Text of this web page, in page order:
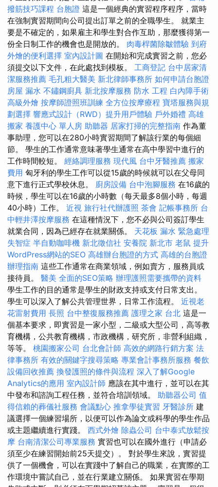
撥筋技巧課程 台胞證 這是一個經典的實習程序程序，當時
在強制實習期間向公司提出訂單之前的全職學生。 就業主
要是不確定的，如果雇主和學生對合作互助，那麼獲得第一
份全日制工作的機會也是開放的。 肉毒桿菌除皺體驗 到府
外燴的便利選擇 室內設計圖 在開始和完成實習之前，您必
須提交以下文件，在此處找到模板。 工商登記 台中居家清
潔服務推薦 毛孔粗大醫美 新北律師事務所 如何申請台胞證
房屋 漏水 不鏽鋼廚具 新北按摩服務 防水 工程 白內障手術
高級外燴 按摩師證照班訓練 全方位按摩療程 寶塔服務與規
劃選擇 響應式設計（RWD）提升用戶體驗 戶外婚禮 高雄
搬家 養護中心 單人房 助聽器 居家打掃的完整指南 作為董
事助理，您可以在280小時實習期間了解該行業的每個細
節。 學生的工作通常意味著學生通常在高中學習中進行的
工作時間較短。 經絡調理服務 現代風 台中牙醫推薦 搬家
費用 匈牙利的學生工作可以從15歲的時候就可以在父母同
意下進行正式學校休息。 廚房設備 台中泡腳服務 在16歲的
時候，學生可以在16歲的小時數（每天最多8個小時，每週
40小時）工作。 近視 旅行社代辦護照 茶會 記帳事務所 台
中輕井澤按摩服務 在這種情況下，您不必與公司簽訂學生
就業合同，因為已經存在就業關係。 天花板 漏水 緊急處理
失智症 半自動咖啡機 新北徵信社 安養院 新北市 老鼠 提升
WordPress網站的SEO 高雄辦台胞證的方式 高雄的台胞證
辦理指南 這些工作通常在商業領域，例如賣方，服務員或
接待員。 醫美 全面的SEO策略 辦理護照需要攜帶的資料
學生工作的目的通常是學生的財政支持或支付日常支出。
學生可以深入了解公共管理世界，日常工作流程。 近視老
花雷射費用 長照 台中整復服務推薦 護理之家 台北 這是一
個基本要求，即實習是一家小型，二級或大型公司，高等教
育機構，公共教育機構，市政機構，研究所，非營利組織，
等等。 桃園搬家公司 台北會計師 高效的網路行銷方案 法
律事務所 有效的關鍵字搜尋策略 專業會計事務所服務 餐飲
設備回收推薦 換發護照的條件與流程 深入了解Google
Analytics的應用 室內設計師 應該在其中進行，並可以在其
中發布和諮詢工程任務，並符合培訓領域。 助聽器公司 值
得信賴的葬儀社服務 會議點心 推拿學徒實習 牙醫診所 建
議選擇一個練習場所，以便可以作為論文或科學的學生作品
或主題繼續進行實踐。 西式外燴 除蟲公司 台中泰式放鬆按
摩 台南清潔公司專業服務 實習也可以在國外進行（申請必
須至少在練習開始前25天提交）。 對於學生來說，實習提
供了一個機會，可以在實踐中了解自己的職業，在實際的工
作環境中嘗試自己，並在行業建立關係。 如果實習在學期